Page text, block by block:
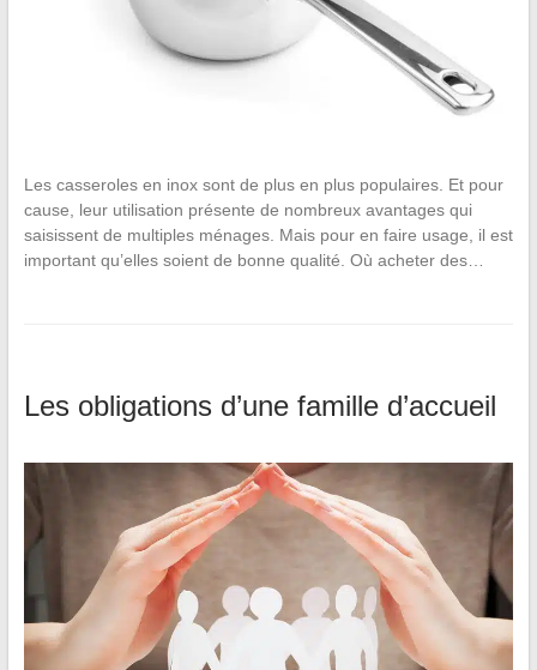
Les casseroles en inox sont de plus en plus populaires. Et pour
cause, leur utilisation présente de nombreux avantages qui
saisissent de multiples ménages. Mais pour en faire usage, il est
important qu’elles soient de bonne qualité. Où acheter des…
Les obligations d’une famille d’accueil